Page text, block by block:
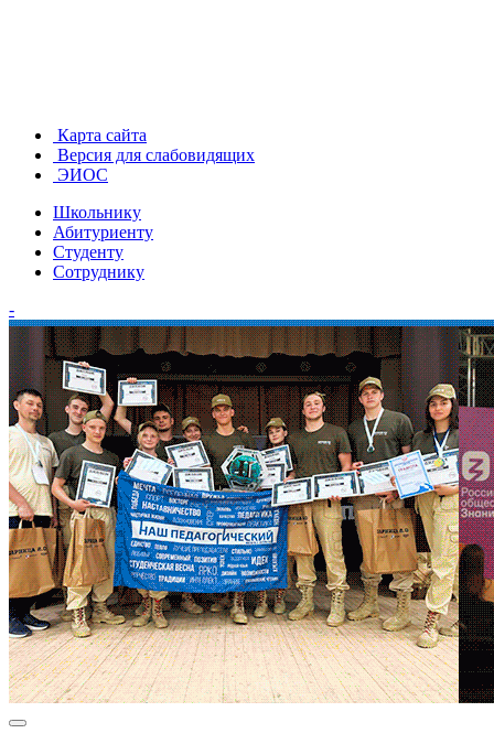
Карта сайта
Версия для слабовидящих
ЭИОС
Школьнику
Абитуриенту
Студенту
Сотруднику
-